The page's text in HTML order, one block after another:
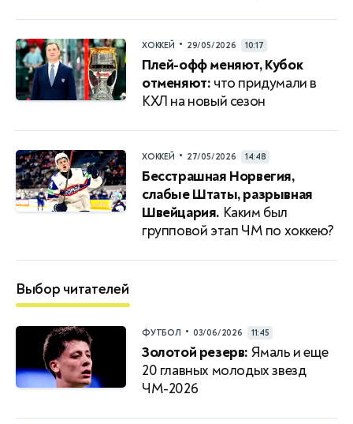
ХОККЕЙ • 29/05/2026 10:17
Плей-офф меняют, Кубок
отменяют: что придумали в
КХЛ на новый сезон
ХОККЕЙ • 27/05/2026 14:48
Бесстрашная Норвегия,
слабые Штаты, разрывная
Швейцария. Каким был
групповой этап ЧМ по хоккею?
Выбор читателей
ФУТБОЛ • 03/06/2026 11:45
Золотой резерв: Ямаль и еще
20 главных молодых звезд
ЧМ-2026